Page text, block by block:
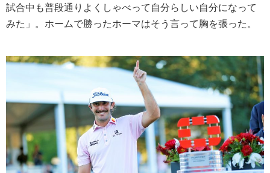
試合中も普段通りよくしゃべって自分らしい自分になって
みた」。ホームで勝ったホーマはそう言って胸を張った。